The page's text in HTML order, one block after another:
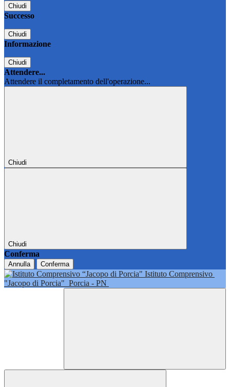
Chiudi
Successo
Chiudi
Informazione
Chiudi
Attendere...
Attendere il completamento dell'operazione...
Chiudi
Chiudi
Conferma
Annulla Conferma
Istituto Comprensivo
"Jacopo di Porcia" Porcia - PN